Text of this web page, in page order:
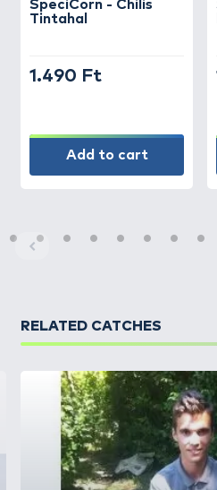
SpéciCorn - Chilis
Tintahal
1.490 Ft
Add to cart
RELATED CATCHES